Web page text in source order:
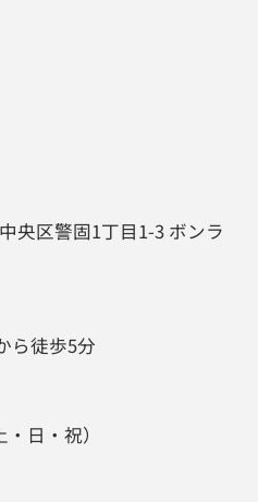
央区警固1丁目1-3 ボンラ
ら徒歩5分
日・祝）